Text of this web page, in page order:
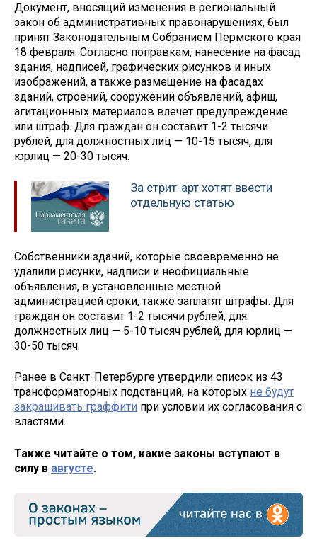
Документ, вносящий изменения в региональный
закон об административных правонарушениях, был
принят Законодательным Собранием Пермского края
18 февраля. Согласно поправкам, нанесение на фасад
здания, надписей, графических рисунков и иных
изображений, а также размещение на фасадах
зданий, строений, сооружений объявлений, афиш,
агитационных материалов влечет предупреждение
или штраф. Для граждан он составит 1-2 тысячи
рублей, для должностных лиц — 10-15 тысяч, для
юрлиц — 20-30 тысяч.
За стрит-арт хотят ввести
отдельную статью
Собственники зданий, которые своевременно не
удалили рисунки, надписи и неофициальные
объявления, в установленные местной
администрацией сроки, также заплатят штрафы. Для
граждан он составит 1-2 тысячи рублей, для
должностных лиц — 5-10 тысяч рублей, для юрлиц —
30-50 тысяч.
Ранее в Санкт-Петербурге утвердили список из 43
трансформаторных подстанций, на которых не будут
закрашивать граффити при условии их согласования с
властями.
Также читайте о том, какие законы вступают в
силу в августе.